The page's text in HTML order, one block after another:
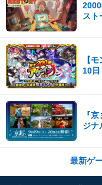
スト
【
10日
『
ジナ
最新ゲ